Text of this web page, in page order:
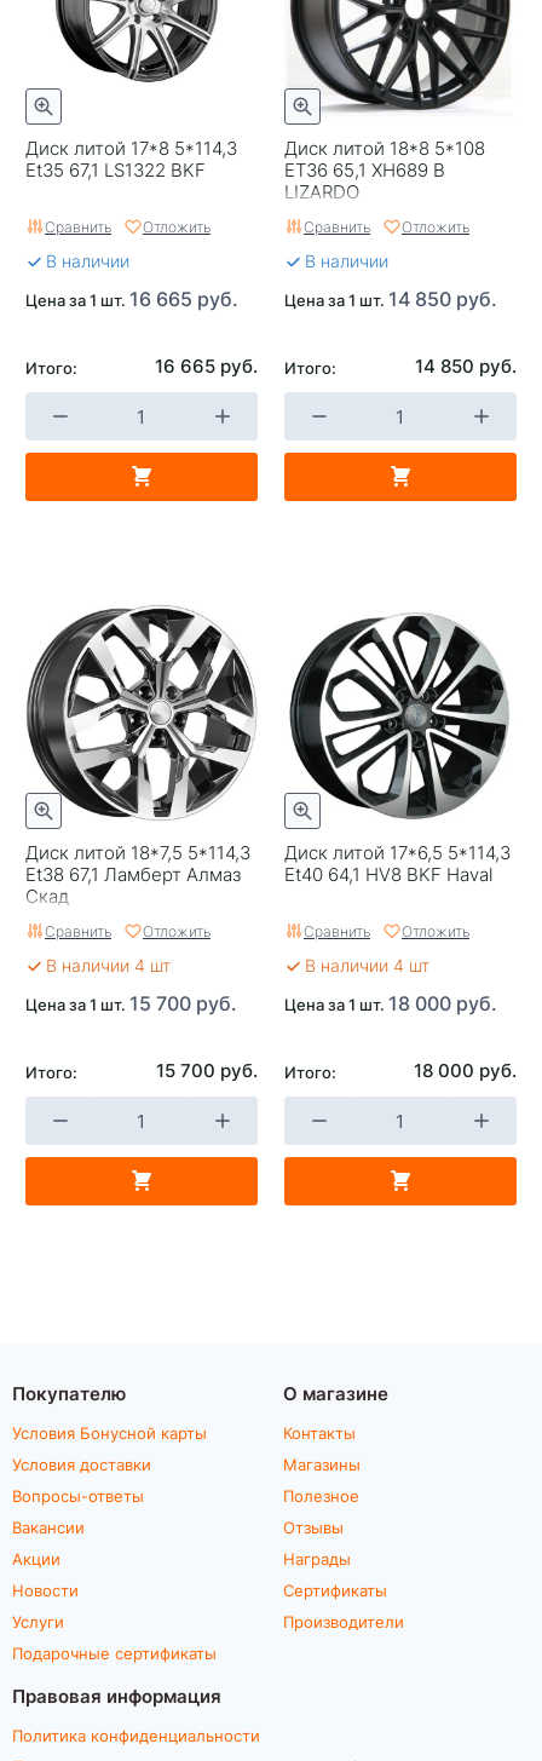
Replica
0
Завод изготовитель
Skad
Диск литой 17*8 5*114,3
Et35 67,1 LS1322 BKF
Сравнить Отложить
В наличии
Цена за 1 шт. 16 665 руб.
Итого: 16 665 руб.
Диск литой 18*8 5*108
ET36 65,1 XH689 B
LIZARDO
Сравнить Отложить
В наличии
Цена за 1 шт. 14 850 руб.
Итого: 14 850 руб.
Диск литой 18*7,5 5*114,3
Et38 67,1 Ламберт Алмаз
Скад
Сравнить Отложить
В наличии 4 шт
Цена за 1 шт. 15 700 руб.
Итого: 15 700 руб.
Диск литой 17*6,5 5*114,3
Et40 64,1 HV8 BKF Haval
Сравнить Отложить
В наличии 4 шт
Цена за 1 шт. 18 000 руб.
Итого: 18 000 руб.
Покупателю
Условия Бонусной карты
Условия доставки
Вопросы-ответы
Вакансии
Акции
Новости
Услуги
Подарочные сертификаты
О магазине
Контакты
Магазины
Полезное
Отзывы
Награды
Сертификаты
Производители
Правовая информация
Политика конфиденциальности